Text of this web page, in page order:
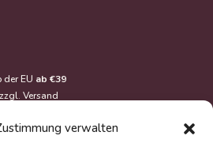
verwalten
der EU ab €39
zzgl.Versand